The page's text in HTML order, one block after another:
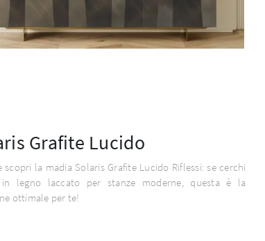
Grafite Lucido
scopri la madia Solaris Grafite Lucido Riflessi: se cerchi
legno laccato per stanze moderne, questa è la
ottimale per te!